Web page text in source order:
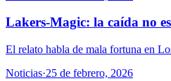
Lakers-Magic: la caída no
El relato habla de mala fortuna en
Noticias·25 de febrero, 2026